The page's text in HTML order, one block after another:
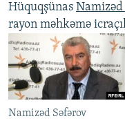
Hüquqşünas Namizəd
rayon məhkəmə
Namizəd Səfərov